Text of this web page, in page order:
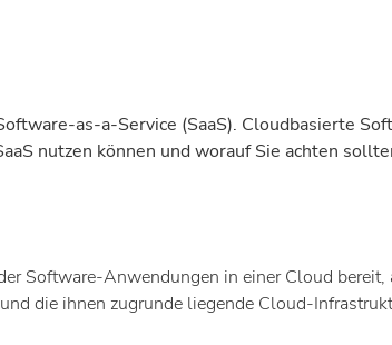
as-a-Service (SaaS). Cloudbasierte
nutzen können und worauf Sie achten
Software-Anwendungen in einer Cloud bereit,
die ihnen zugrunde liegende Cloud-